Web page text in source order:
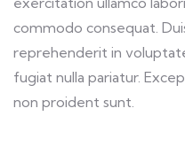
commodo consequat.
reprehenderit in
fugiat nulla pariatur.
non proident sunt.